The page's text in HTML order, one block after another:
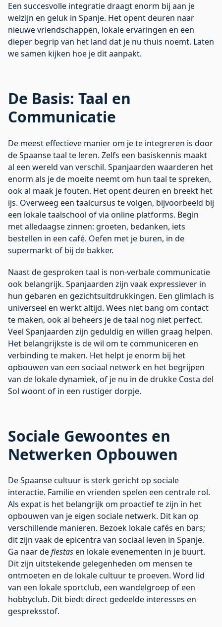
Een succesvolle integratie draagt enorm bij aan je
welzijn en geluk in Spanje. Het opent deuren naar
nieuwe vriendschappen, lokale ervaringen en een
dieper begrip van het land dat je nu thuis noemt. Laten
we samen kijken hoe je dit aanpakt.
De Basis: Taal en
Communicatie
De meest effectieve manier om je te integreren is door
de Spaanse taal te leren. Zelfs een basiskennis maakt
al een wereld van verschil. Spanjaarden waarderen het
enorm als je de moeite neemt om hun taal te spreken,
ook al maak je fouten. Het opent deuren en breekt het
ijs. Overweeg een taalcursus te volgen, bijvoorbeeld bij
een lokale taalschool of via online platforms. Begin
met alledaagse zinnen: groeten, bedanken, iets
bestellen in een café. Oefen met je buren, in de
supermarkt of bij de bakker.
Naast de gesproken taal is non-verbale communicatie
ook belangrijk. Spanjaarden zijn vaak expressiever in
hun gebaren en gezichtsuitdrukkingen. Een glimlach is
universeel en werkt altijd. Wees niet bang om contact
te maken, ook al beheers je de taal nog niet perfect.
Veel Spanjaarden zijn geduldig en willen graag helpen.
Het belangrijkste is de wil om te communiceren en
verbinding te maken. Het helpt je enorm bij het
opbouwen van een sociaal netwerk en het begrijpen
van de lokale dynamiek, of je nu in de drukke Costa del
Sol woont of in een rustiger dorpje.
Sociale Gewoontes en
Netwerken Opbouwen
De Spaanse cultuur is sterk gericht op sociale
interactie. Familie en vrienden spelen een centrale rol.
Als expat is het belangrijk om proactief te zijn in het
opbouwen van je eigen sociale netwerk. Dit kan op
verschillende manieren. Bezoek lokale cafés en bars;
dit zijn vaak de epicentra van sociaal leven in Spanje.
Ga naar defiestasen lokale evenementen in je buurt.
Dit zijn uitstekende gelegenheden om mensen te
ontmoeten en de lokale cultuur te proeven. Word lid
van een lokale sportclub, een wandelgroep of een
hobbyclub. Dit biedt direct gedeelde interesses en
gespreksstof.